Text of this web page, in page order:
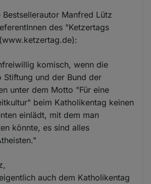
Manfred Lütz
des "Ketzertags
komisch, wenn die
Stiftung und der Bund der
unter dem Motto "Für eine
beim Katholikentag keinen
einlädt, mit dem man
könnte, es sind alles
auch dem Katholikentag